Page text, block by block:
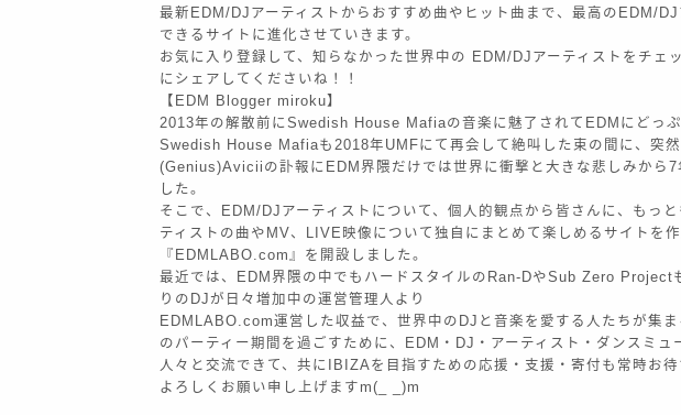
最新EDM/DJアーティストからおすすめ曲やヒット曲まで、最高のEDM/DJ
できるサイトに進化させていきます。
お気に入り登録して、知らなかった世界中の EDM/DJアーティストをチェ
にシェアしてくださいね！！
【EDM Blogger miroku】
2013年の解散前にSwedish House Mafiaの音楽に魅了されてEDMにどっぷ
Swedish House Mafiaも2018年UMFにて再会して絶叫した束の間に、突
(Genius)Aviciiの訃報にEDM界隈だけでは世界に衝撃と大きな悲しみから7
した。
そこで、EDM/DJアーティストについて、個人的観点から皆さんに、もっ
ティストの曲やMV、LIVE映像について独自にまとめて楽しめるサイトを
『EDMLABO.com』を開設しました。
最近では、EDM界隈の中でもハードスタイルのRan-DやSub Zero Project
りのDJが日々増加中の運営管理人より
EDMLABO.com運営した収益で、世界中のDJと音楽を愛する人たちが集
のパーティー期間を過ごすために、EDM・DJ・アーティスト・ダンスミュ
人々と交流できて、共にIBIZAを目指すための応援・支援・寄付も常時お待
よろしくお願い申し上げますm(_ _)m